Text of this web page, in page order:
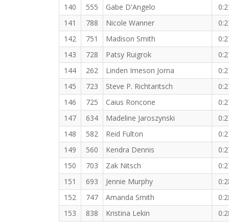
140
555 Gabe D'Angelo
141
788 Nicole Wanner
142
751 Madison Smith
143
728 Patsy Ruigrok
144
262 Linden Imeson Jorna
145
723 Steve P. Richtaritsch
146
725 Caius Roncone
147
634 Madeline Jaroszynski
148
582 Reid Fulton
149
560 Kendra Dennis
150
703 Zak Nitsch
151
693 Jennie Murphy
152
747 Amanda Smith
153
838 Kristina Lekin